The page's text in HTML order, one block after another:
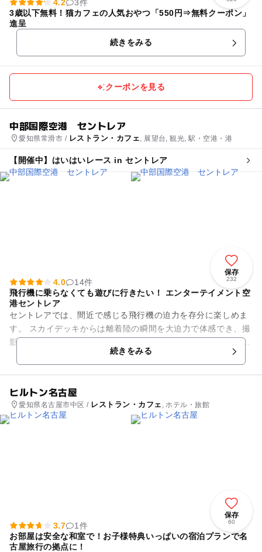
4.2
3件
3歳以下無料！猫カフェの人気おやつ「550円⇒無料クーポン」
進呈
続きをみる
クーポンを見る
中部国際空港 セントレア
愛知県常滑市 / レストラン・カフェ, 展望台, 観光, 駅・空港・港
【開催中】はいはいレース in セントレア
保存
232
4.0
14件
飛行機に乗らなくても遊びに行きたい！ エンターテイメント空
港セントレア
セントレアでは、間近で感じる飛行機の迫力を存分に楽しめま
す。 スカイデッキからは離着陸の瞬間を大迫力で体感でき、撮
影スポットとしても人気。 屋内では「フライト・オブ・ドリー
続きをみる
ヒルトン名古屋
愛知県名古屋市中区 / レストラン・カフェ , ホテル・旅館
保存
60
3.7
1件
お部屋は安全な和室で！お子様特典いっぱいの宿泊プランで名
古屋旅行の拠点に！